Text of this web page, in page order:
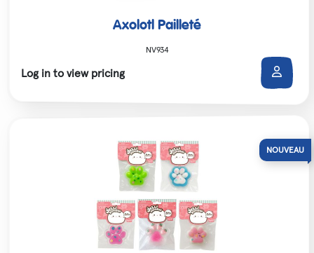
Axolotl Pailleté
NV934
Log in to view pricing